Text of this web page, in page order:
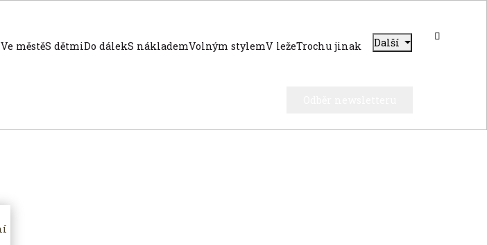
Ve městěS dětmiDo dálekS náklademVolným stylemV ležeTrochu jinak Další